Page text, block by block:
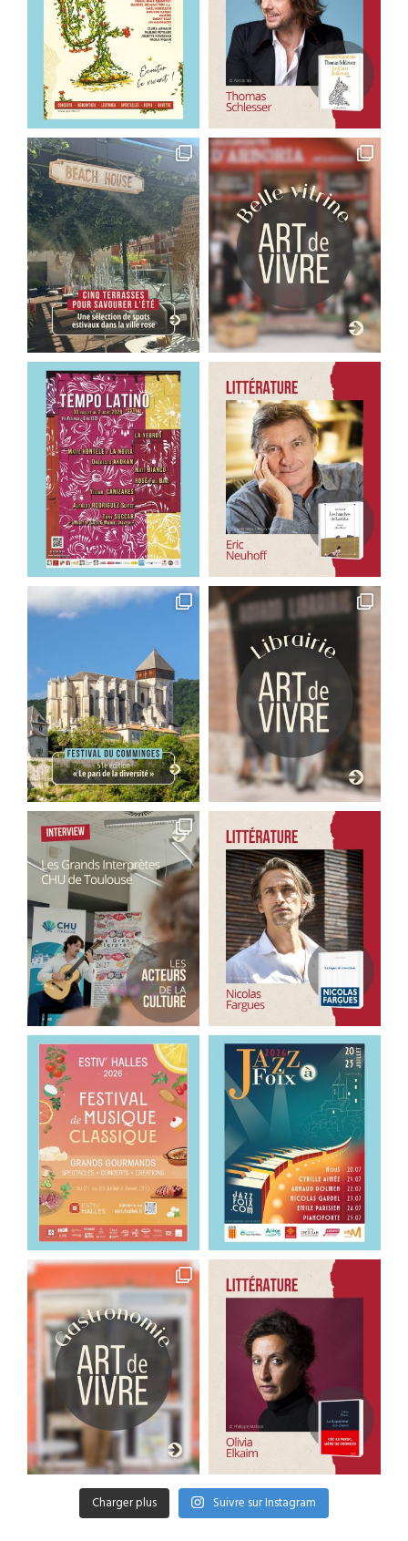
Charger plus Suivre sur Instagram